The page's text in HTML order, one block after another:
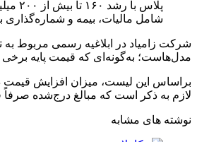
شامل مالیات، بیمه و شماره‌گذاری
مدل‌هاست؛ به‌گونه‌ای که قیمت پایه برخی
لازم به ذکر است که مبالغ درج‌شده صرفاً
نوشته های مشابه